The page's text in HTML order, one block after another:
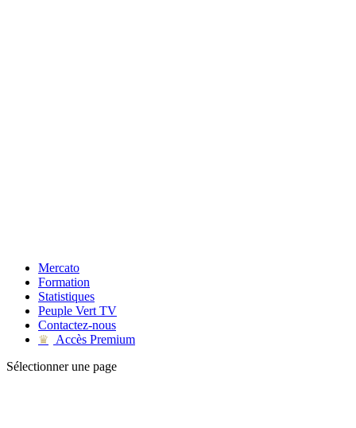
Mercato
Formation
Statistiques
Peuple Vert TV
Contactez-nous
♛
Accès Premium
Sélectionner une page